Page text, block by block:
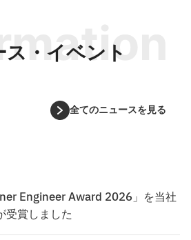
ス・イベント
全てのニュースを見る
Engineer Award 2026」を当社
受賞しました